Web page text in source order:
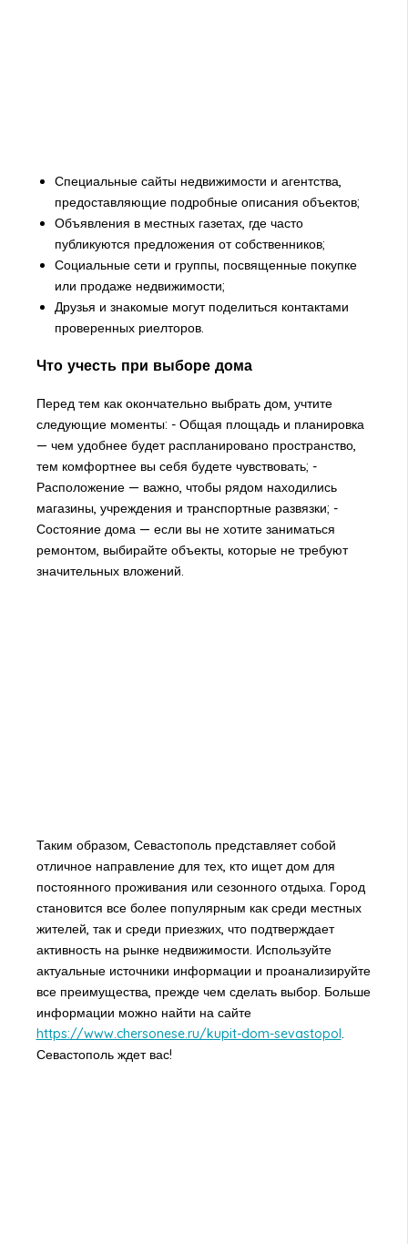
Специальные сайты недвижимости и агентства,
предоставляющие подробные описания объектов;
Объявления в местных газетах, где часто
публикуются предложения от собственников;
Социальные сети и группы, посвященные покупке
или продаже недвижимости;
Друзья и знакомые могут поделиться контактами
проверенных риелторов.
Что учесть при выборе дома
Перед тем как окончательно выбрать дом, учтите
следующие моменты: - Общая площадь и планировка
— чем удобнее будет распланировано пространство,
тем комфортнее вы себя будете чувствовать; -
Расположение — важно, чтобы рядом находились
магазины, учреждения и транспортные развязки; -
Состояние дома — если вы не хотите заниматься
ремонтом, выбирайте объекты, которые не требуют
значительных вложений.
Таким образом, Севастополь представляет собой
отличное направление для тех, кто ищет дом для
постоянного проживания или сезонного отдыха. Город
становится все более популярным как среди местных
жителей, так и среди приезжих, что подтверждает
активность на рынке недвижимости. Используйте
актуальные источники информации и проанализируйте
все преимущества, прежде чем сделать выбор. Больше
информации можно найти на сайте
https://www.chersonese.ru/kupit-dom-sevastopol.
Севастополь ждет вас!